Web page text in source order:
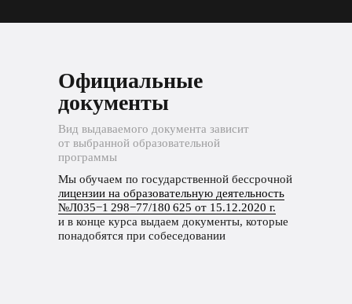
Вид выдаваемого документа зависит
от выбранной образовательной
программы
Официальные
документы
Мы обучаем по государственной бессрочной
лицензии на образовательную деятельность
№Л035−1 298−77/180 625 от 15.12.2020 г.
и в конце курса выдаем документы, которые
понадобятся при собеседовании